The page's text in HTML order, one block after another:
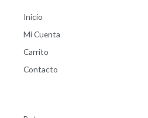
Inicio
Mi Cuenta
Carrito
Contacto